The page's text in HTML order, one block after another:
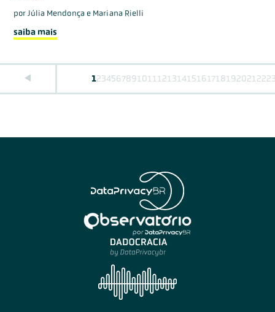
por Júlia Mendonça e Mariana Rielli
saiba mais
1234567891011 12131415161718192021 22